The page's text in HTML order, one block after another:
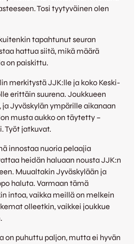
Tosi tyytyväinen olen
tapahtunut seuran
hattua siitä, mikä määrä
on paiskittu.
merkitystä JJK:lle ja koko Keski-
erittäin suurena. Joukkueen
Jyväskylän ympärille aikanaan
musta aukko on täytetty –
Työt jatkuvat.
innostaa nuoria pelaajia
heidän haluaan nousta JJK:n
Muualtakin Jyväskylään ja
haluta. Varmaan tämä
intoa, vaikka meillä on melkein
olleetkin, vaikkei joukkue
on puhuttu paljon, mutta ei hyvän